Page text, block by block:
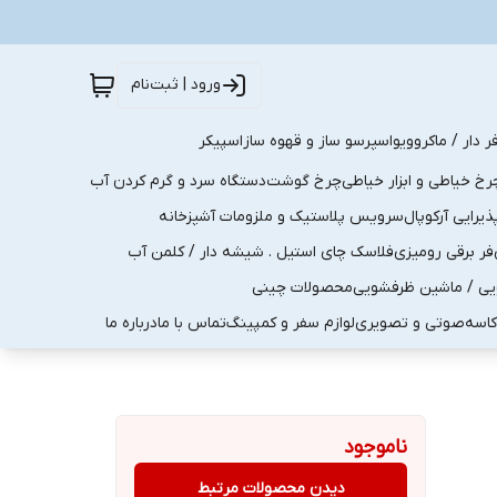
ورود | ثبت‌نام
دار / ماکروویواسپرسو ساز و قهوه سازاسپیکر
خیاطی و ابزار خیاطیچرخ گوشتدستگاه سرد و گرم کردن آب
آرکوپالسرویس پلاستیک و ملزومات آشپزخانه
فر برقی رومیزیفلاسک چای استیل . شیشه دار / کلمن آب
/ ماشین ظرفشوییمحصولات چینی
صوتی و تصویریلوازم سفر و کمپینگتماس با مادرباره ما
ناموجود
دیدن محصولات مرتبط